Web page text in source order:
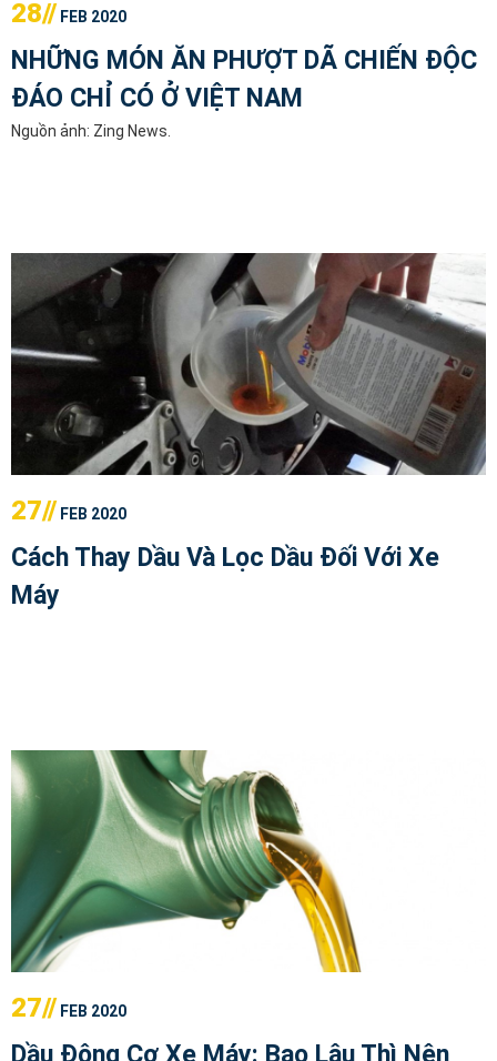
28// FEB 2020
NHỮNG MÓN ĂN PHƯỢT DÃ CHIẾN ĐỘC
ĐÁO CHỈ CÓ Ở VIỆT NAM
Nguồn ảnh: Zing News.
27// FEB 2020
Cách Thay Dầu Và Lọc Dầu Đối Với Xe
Máy
27// FEB 2020
Dầu Động Cơ Xe Máy: Bao Lâu Thì Nên